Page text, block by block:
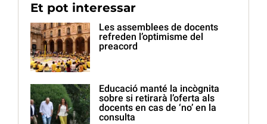
Et pot interessar
Les assemblees de docents
refreden l’optimisme del
preacord
Educació manté la incògnita
sobre si retirarà l’oferta als
docents en cas de ‘no’ en la
consulta